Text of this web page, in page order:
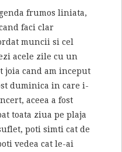
frumos liniata,
faci clar
muncii si cel
acele zile cu un
joia cand am inceput
duminica in care i-
aceea a fost
toata ziua pe plaja
poti simti cat de
vedea cat le-ai